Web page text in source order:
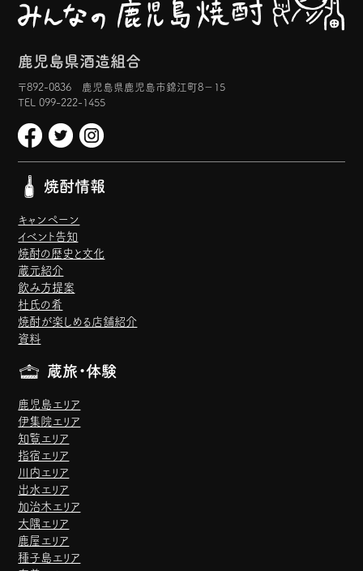
鹿児島県酒造組合
〒892-0836 鹿児島県鹿児島市錦江町8−15
TEL 099-222-1455
焼酎情報
キャンペーン
イベント告知
焼酎の歴史と文化
蔵元紹介
飲み方提案
杜氏の肴
焼酎が楽しめる店舗紹介
資料
蔵旅・体験
鹿児島エリア
伊集院エリア
知覧エリア
指宿エリア
川内エリア
出水エリア
加治木エリア
大隅エリア
鹿屋エリア
種子島エリア